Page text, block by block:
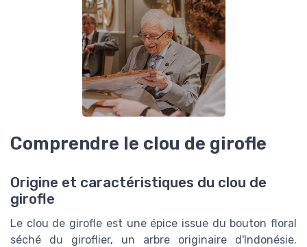
Comprendre le clou de girofle
Origine et caractéristiques du clou de
girofle
Le clou de girofle est une épice issue du bouton floral
séché du giroflier, un arbre originaire d'Indonésie.